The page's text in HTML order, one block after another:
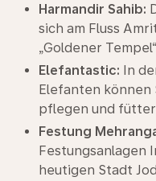
Harmandir Sahib:
sich am Fluss
„Goldener
Elefantastic: In
Elefanten
pflegen und
Festung
Festungsanlagen
heutigen Stadt